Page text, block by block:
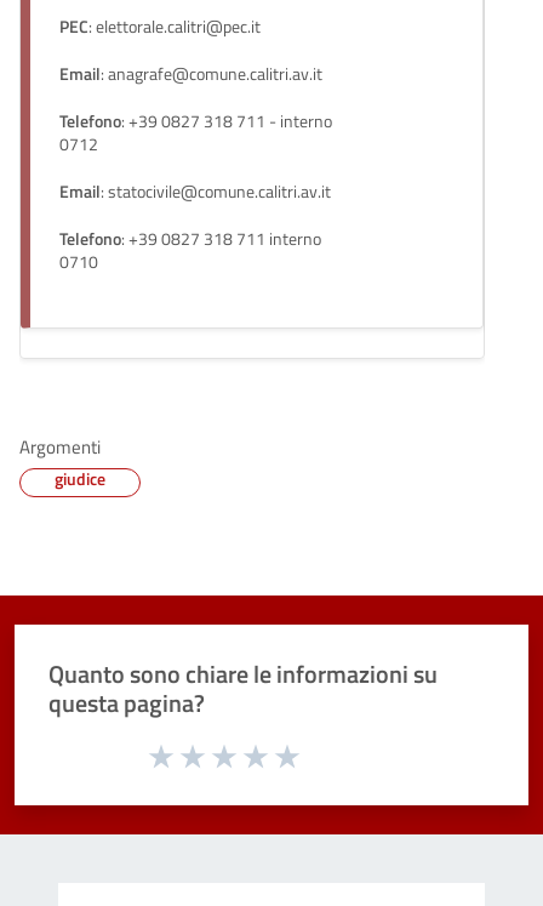
PEC: elettorale.calitri@pec.it
Email: anagrafe@comune.calitri.av.it
Telefono: +39 0827 318 711 - interno
0712
Email: statocivile@comune.calitri.av.it
Telefono: +39 0827 318 711 interno
0710
Argomenti
giudice
Quanto sono chiare le informazioni su
questa pagina?
Valuta da 1 a 5 stelle la pagina